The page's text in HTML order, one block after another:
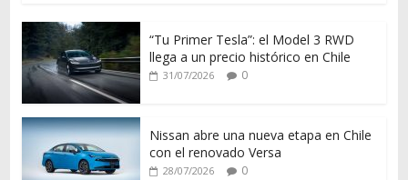
“Tu Primer Tesla”: el Model 3 RWD
llega a un precio histórico en Chile
31/07/2026 0
Nissan abre una nueva etapa en Chile
con el renovado Versa
28/07/2026 0